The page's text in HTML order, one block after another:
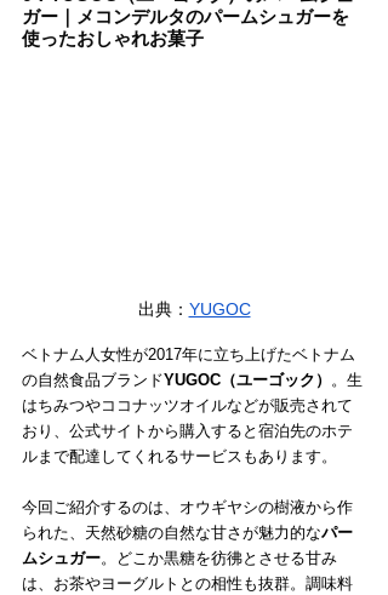
ガー｜メコンデルタのパームシュガーを
使ったおしゃれお菓子
出典： YUGOC
ベトナム人女性が2017年に立ち上げたベトナム
の自然食品ブランドYUGOC（ユーゴック）
。生
はちみつやココナッツオイルなどが販売されて
おり、公式サイトから購入すると宿泊先のホテ
ルまで配達してくれるサービスもあります。
今回ご紹介するのは、オウギヤシの樹液から作
られた、天然砂糖の自然な甘さが魅力的なパー
ムシュガー。どこか黒糖を彷彿とさせる甘み
は、お茶やヨーグルトとの相性も抜群。調味料